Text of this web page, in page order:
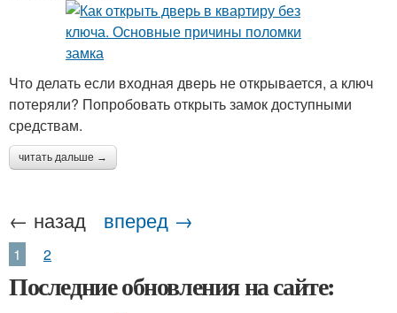
Что делать если входная дверь не открывается, а ключ
потеряли? Попробовать открыть замок доступными
средствам.
читать дальше →
← назад вперед →
1 2
Последние обновления на сайте: